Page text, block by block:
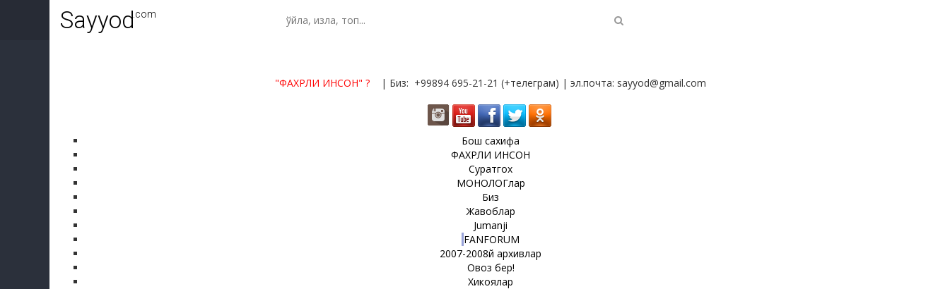
Sayyod.com
"ФАХРЛИ ИНСОН"? | Биз: +99894 695-21-21 (+телеграм) | эл.почта: sayyod@gmail.com
Бош сахифа
ФАХРЛИ ИНСОН
Суратгох
МОНОЛОГлар
Биз
Жавоблар
Jumanji
FANFORUM
2007-2008й архивлар
Овоз бер!
Хикоялар